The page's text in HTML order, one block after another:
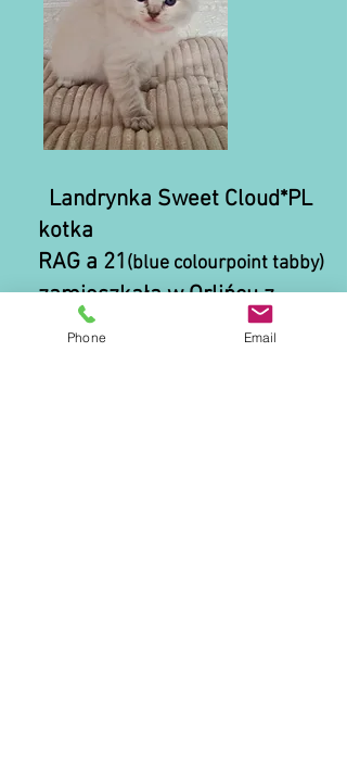
Landrynka Sweet Cloud*PL
kotka
RAG a 21(blue colourpoint tabby)
zamieszkała w Orlińcu z
rodziną P. Izy
Phone Email